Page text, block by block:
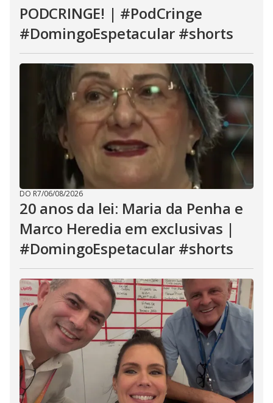
PODCRINGE! | #PodCringe
#DomingoEspetacular #shorts
DO R7/06/08/2026
20 anos da lei: Maria da Penha e
Marco Heredia em exclusivas |
#DomingoEspetacular #shorts